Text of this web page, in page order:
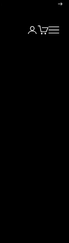
次へ
ログイン
カートメニ